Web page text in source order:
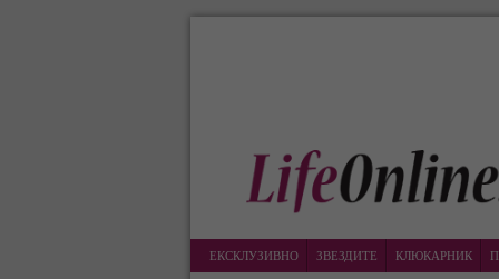
ЕКСКЛУЗИВНО ЗВЕЗДИТЕ КЛЮКАРНИК